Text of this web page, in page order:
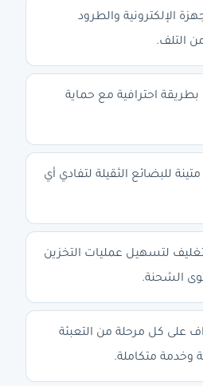
الإلكترونية والطرود
التلف.
احترافية مع حماية
للبضائع الثقيلة لتفادي أي
لتسهيل عمليات التخزين
الشحنة.
كل مرحلة من التعبئة
وخدمة متكاملة.